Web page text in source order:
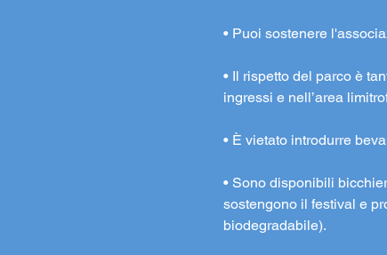
• Puoi sostenere
• Il rispetto del parco è
ingressi e nell’area
• È vietato introdurre
• Sono disponibili
sostengono il festival e
biodegradabile).